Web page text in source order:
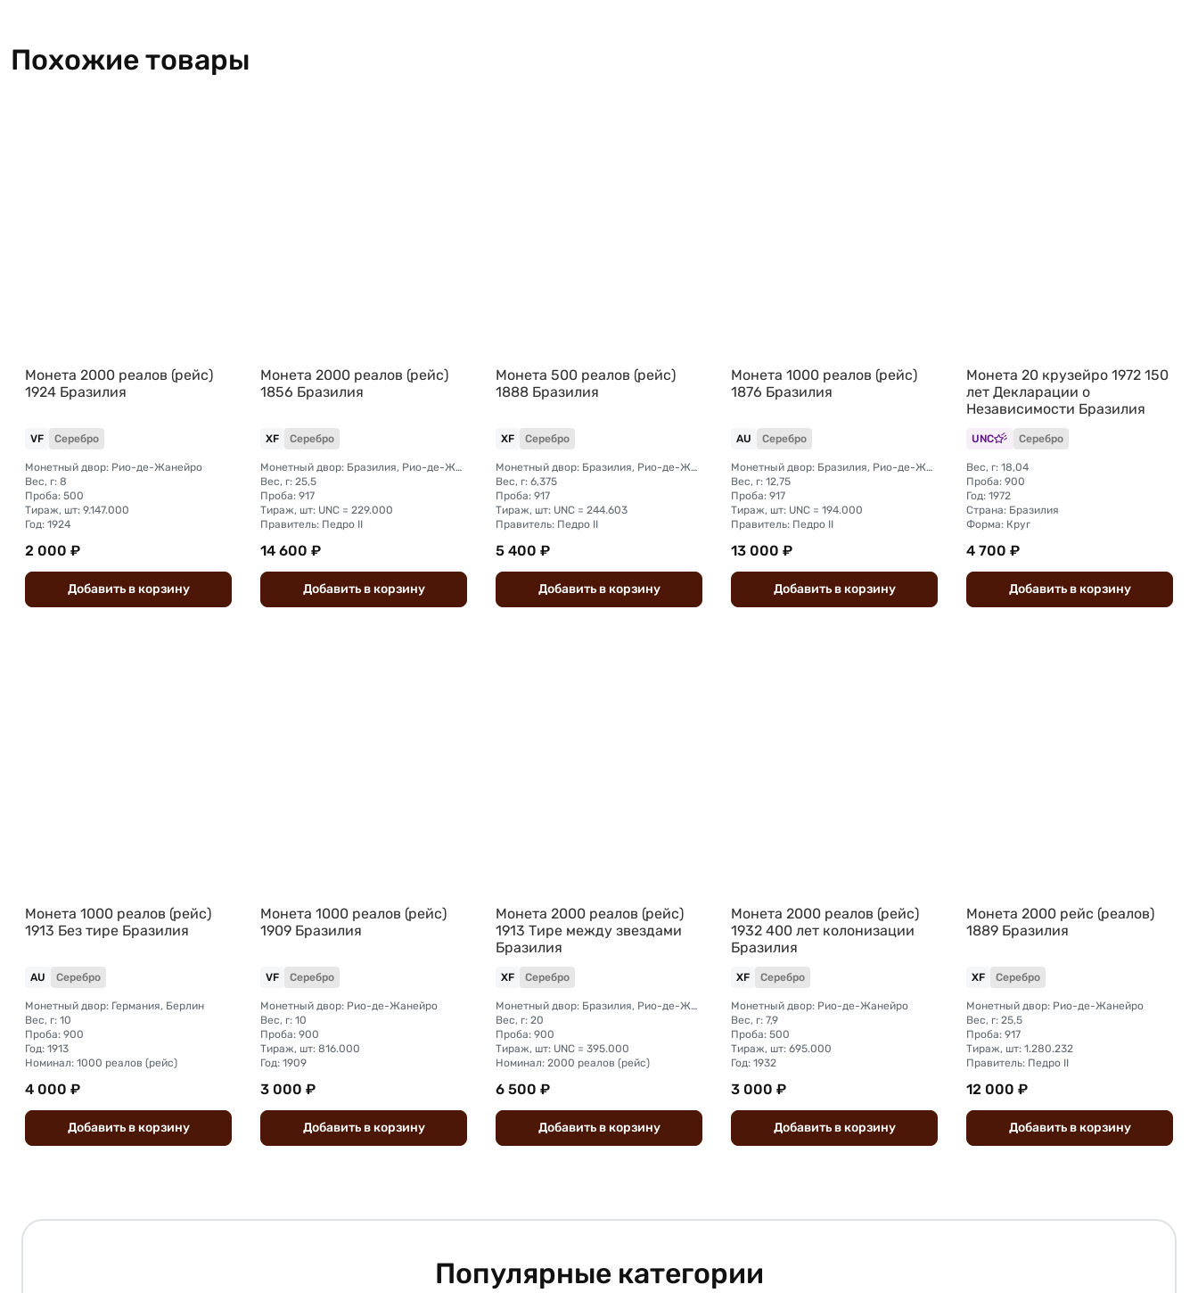
Похожие товары
Монета 2000 реалов (рейс)
1924 Бразилия
VF Серебро
Монетный двор: Рио-де-Жанейро
Вес, г: 8
Проба: 500
Тираж, шт: 9.147.000
Год: 1924
2 000 ₽
Добавить вкорзину
Монета 2000 реалов (рейс)
1856 Бразилия
XF Серебро
Монетный двор: Бразилия, Рио-де-Жанейро
Вес, г: 25,5
Проба: 917
Тираж, шт: UNC = 229.000
Правитель: Педро II
14 600 ₽
Добавить вкорзину
Монета 500 реалов (рейс)
1888 Бразилия
XF Серебро
Монетный двор: Бразилия, Рио-де-Жанейро
Вес, г: 6,375
Проба: 917
Тираж, шт: UNC = 244.603
Правитель: Педро II
5 400 ₽
Добавить вкорзину
Монета 1000 реалов (рейс)
1876 Бразилия
AU Серебро
Монетный двор: Бразилия, Рио-де-Жанейро
Вес, г: 12,75
Проба: 917
Тираж, шт: UNC = 194.000
Правитель: Педро II
13 000 ₽
Добавить вкорзину
Монета 20 крузейро 1972 150
лет Декларации о
Независимости Бразилия
UNC Серебро
Вес, г: 18,04
Проба: 900
Год: 1972
Страна: Бразилия
Форма: Круг
4 700 ₽
Добавить вкорзину
Монета 1000 реалов (рейс)
1913 Без тире Бразилия
AU Серебро
Монетный двор: Германия, Берлин
Вес, г: 10
Проба: 900
Год: 1913
Номинал: 1000 реалов (рейс)
4 000 ₽
Добавить вкорзину
Монета 1000 реалов (рейс)
1909 Бразилия
VF Серебро
Монетный двор: Рио-де-Жанейро
Вес, г: 10
Проба: 900
Тираж, шт: 816.000
Год: 1909
3 000 ₽
Добавить вкорзину
Монета 2000 реалов (рейс)
1913 Тире между звездами
Бразилия
XF Серебро
Монетный двор: Бразилия, Рио-де-Жанейро
Вес, г: 20
Проба: 900
Тираж, шт: UNC = 395.000
Номинал: 2000 реалов (рейс)
6 500 ₽
Добавить вкорзину
Монета 2000 реалов (рейс)
1932 400 лет колонизации
Бразилия
XF Серебро
Монетный двор: Рио-де-Жанейро
Вес, г: 7,9
Проба: 500
Тираж, шт: 695.000
Год: 1932
3 000 ₽
Добавить вкорзину
Монета 2000 рейс (реалов)
1889 Бразилия
XF Серебро
Монетный двор: Рио-де-Жанейро
Вес, г: 25,5
Проба: 917
Тираж, шт: 1.280.232
Правитель: Педро II
12 000 ₽
Добавить вкорзину
Популярные категории